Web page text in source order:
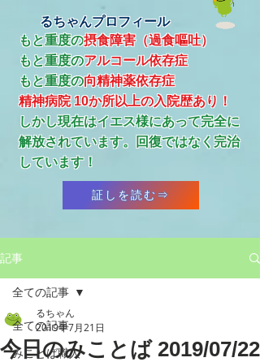
るちゃんプロフィール
もと重度の摂食障害（過食嘔吐）
もと重度のアルコール依存症
​もと重度の向精神薬依存症
精神病院 10か所以上の入院歴あり！
​しかし現在はイエス様にあって完全に
解放されています。回復ではなく完治
しています！
証しを読む⇒
記事
全ての記事
みことば職人
全ての記事
今日のみことば 2019/07/22
るちゃん
2019年7月21日